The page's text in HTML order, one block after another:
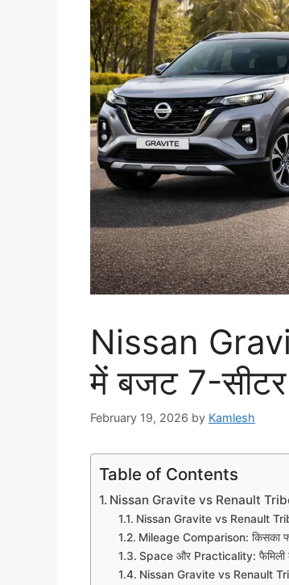
Nissan
में बजट 7-
February 19, 2026 by Kamlesh
Table of Contents
Nissan Gravite vs Renault
Nissan Gravite vs Renault
Mileage Comparison: किसका
Space और Practicality: फैमिली के
Nissan Gravite vs Renault